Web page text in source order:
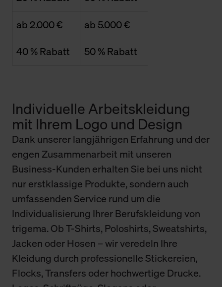
ab 2.000 €
40 % Rabatt
ab 5.000 €
50 % Rabatt
Individuelle Arbeitskleidung
mit Ihrem Logo und Design
Dank unserer langjährigen Erfahrung und der
engen Zusammenarbeit mit unseren
Business-Kunden erhalten Sie bei uns nicht
nur erstklassige Produkte, sondern auch
umfassenden Service rund um die
Individualisierung Ihrer Berufskleidung von
trigema. Ob T-Shirts, Poloshirts, Sweatshirts,
Jacken oder Hosen – wir veredeln Ihre
Kleidung durch professionelle Stickereien,
Flocks, Transfers oder hochwertige Drucke.